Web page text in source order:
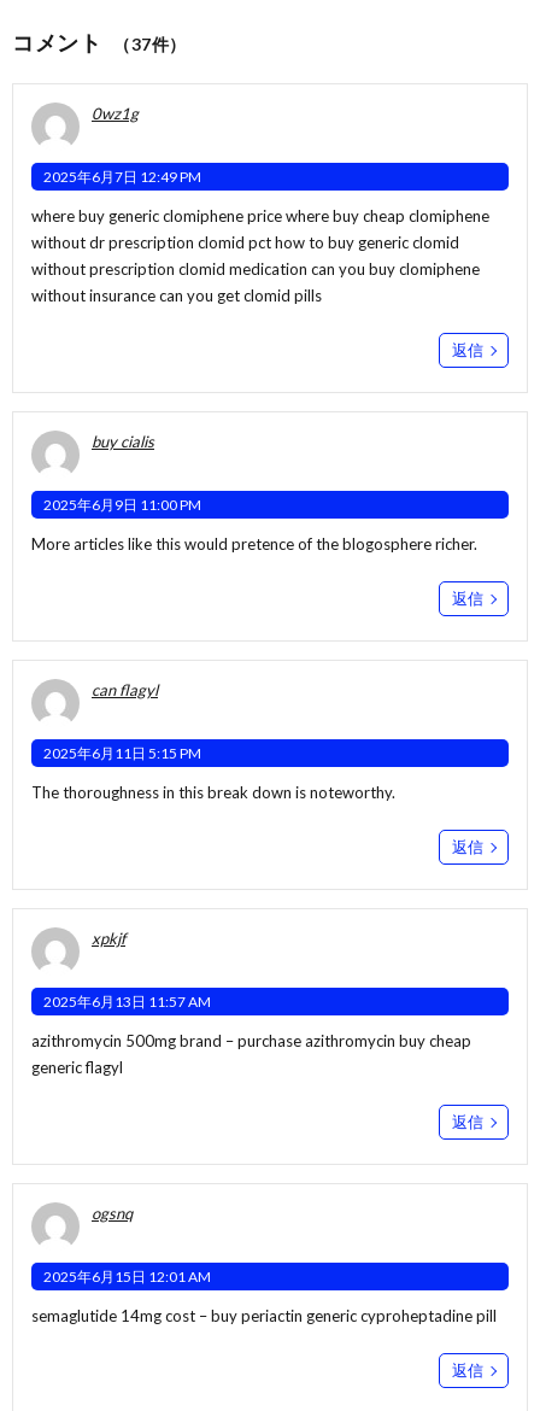
コメント （37件）
0wz1g
2025年6月7日 12:49 PM
where buy generic clomiphene price where buy cheap clomiphene
without dr prescription clomid pcthow to buy generic clomid
without prescription clomid medication can you buy clomiphene
without insurance can you get clomid pills
返信
buy cialis
2025年6月9日 11:00 PM
More articles like this would pretence of the blogosphere richer.
返信
can flagyl
2025年6月11日 5:15 PM
The thoroughness in this break down is noteworthy.
返信
xpkjf
2025年6月13日 11:57 AM
azithromycin 500mg brand –purchase azithromycin buy cheap
generic flagyl
返信
ogsnq
2025年6月15日 12:01 AM
semaglutide 14mg cost –buy periactin genericcyproheptadine pill
返信